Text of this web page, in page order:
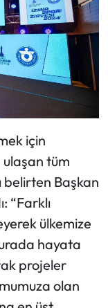
için
tüm
belirten Başkan
“Farklı
ülkemize
hayata
projeler
olan